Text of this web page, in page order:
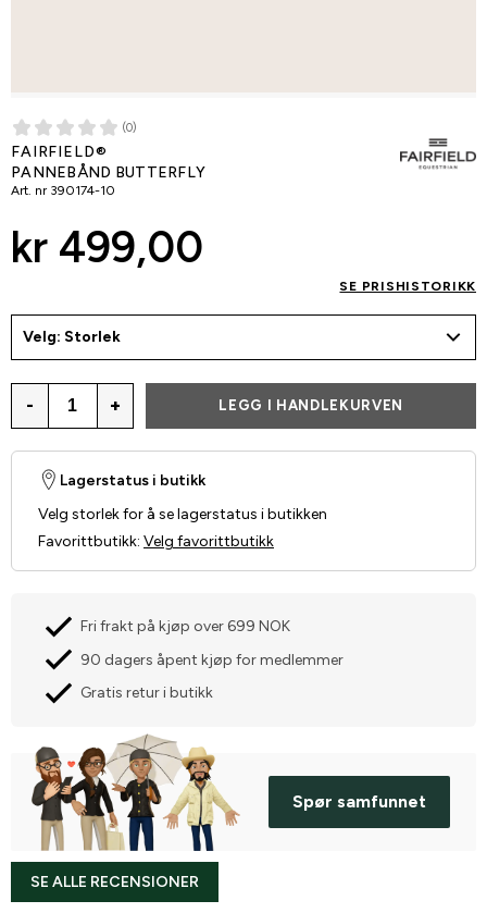
(0)
FAIRFIELD®
PANNEBÅND BUTTERFLY
Art. nr 390174-10
kr 499,00
SE PRISHISTORIKK
Velg: Storlek
- + LEGG I HANDLEKURVEN
Lagerstatus i butikk
Velg storlek for å se lagerstatus i butikken
Favorittbutikk: Velg favorittbutikk
Fri frakt på kjøp over 699 NOK
90 dagers åpent kjøp for medlemmer
Gratis retur i butikk
Spør samfunnet
SE ALLE RECENSIONER